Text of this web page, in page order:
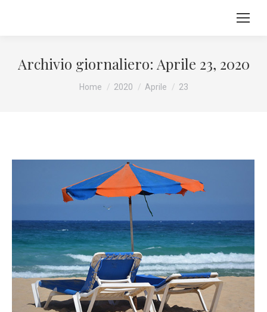
Archivio giornaliero: Aprile 23, 2020
Tu sei qui:
Home 2020 Aprile 23